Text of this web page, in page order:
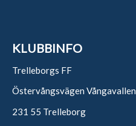
KLUBBINFO
Trelleborgs FF
Östervångsvägen Vångavallen
231 55 Trelleborg